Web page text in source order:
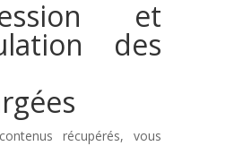
et
des
récupérés, vous